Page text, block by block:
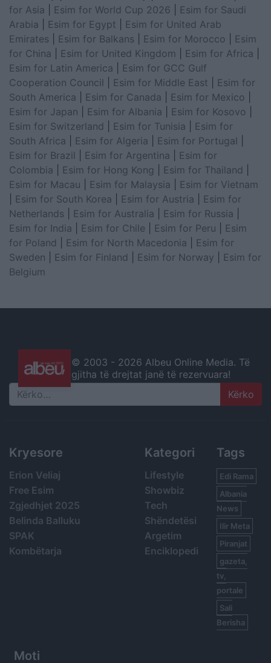
for Asia
Esim for World Cup 2026
Esim for Saudi
Arabia
Esim for Egypt
Esim for United Arab
Emirates
Esim for Balkans Esim for Morocco
Esim
for China
Esim for United Kingdom Esim for Africa
Esim for Latin America
Esim for GCC Gulf
Cooperation Council
Esim for Middle East
Esim for
South America
Esim for Canada Esim for Mexico
Esim for Japan
Esim for Albania Esim for Kosovo
Esim for Switzerland
Esim for Tunisia
Esim for
South Africa
Esim for Algeria Esim for Portugal
Esim for Brazil
Esim for Argentina
Esim for
Colombia
Esim for Hong Kong Esim for Thailand
Esim for Macau
Esim for Malaysia
Esim for Vietnam
Esim for South Korea Esim for Austria
Esim for
Netherlands
Esim for Australia Esim for Russia
Esim for India
Esim for Chile Esim for Peru
Esim
for Poland
Esim for North Macedonia
Esim for
Sweden
Esim for Finland Esim for Norway
Esim for
Belgium
© 2003 - 2026 Albeu Online Media. Të
gjitha të drejtat janë të rezervuara!
Search
Kryesore
Erion Veliaj
Free Esim
Zgjedhjet 2025
Belinda Balluku
SPAK
Kombëtarja
Kategori
Lifestyle
Showbiz
Tech
Shëndetësi
Argetim
Enciklopedi
Tags
Edi Rama
Albania
News
Ilir Meta
Piranjat
gazeta,
tv,
portale
Sali
Berisha
Moti